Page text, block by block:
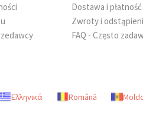
Dostawa i płatność
Zwroty i
FAQ - Często
Ελληνικά Română